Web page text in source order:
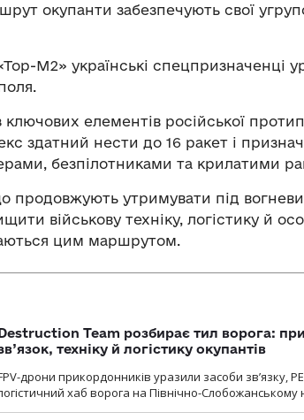
окупанти забезпечують свої
М2» українські спецпризначенці
елементів російської
здатний нести до 16 ракет і
безпілотниками та крилатими
продовжують утримувати під
військову техніку, логістику й
цим маршрутом.
Team розбирає тил ворога:
техніку й логістику окупантів
дрони прикордонників уразили засоби зв’язку,
хаб ворога на Північно-Слобожанському